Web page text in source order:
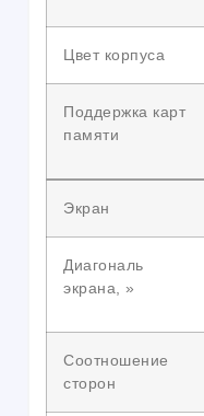
Цвет корпуса
Поддержка карт
памяти
Экран
Диагональ
экрана, »
Соотношение
сторон